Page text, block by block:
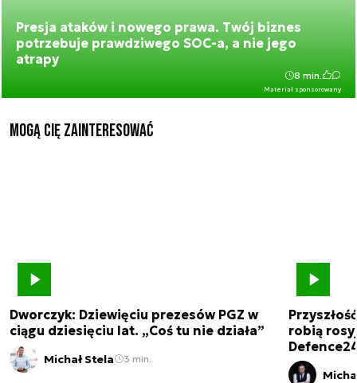
Presja ataków i nowego prawa. Twój biznes
potrzebuje prawdziwego SOC-a, a nie jego
atrapy
Materiał sponsorowany
8 min.
Mogą Cię zainteresować
Dworczyk: Dziewięciu prezesów PGZ w
ciągu dziesięciu lat. „Coś tu nie działa”
Michał Stela 3 min.
robią